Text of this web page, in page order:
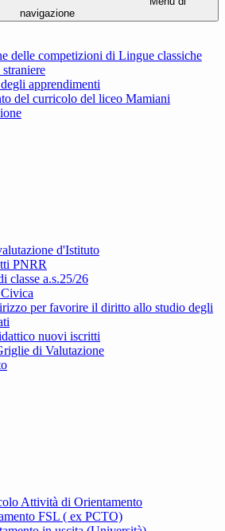
navigazione
delle competizioni di Lingue classiche
apprendimenti
del curricolo del liceo Mamiani
d'Istituto
PNRR
classe a.s.25/26
per favorire il diritto allo studio degli
nuovi iscritti
di Valutazione
Attività di Orientamento
FSL ( ex PCTO)